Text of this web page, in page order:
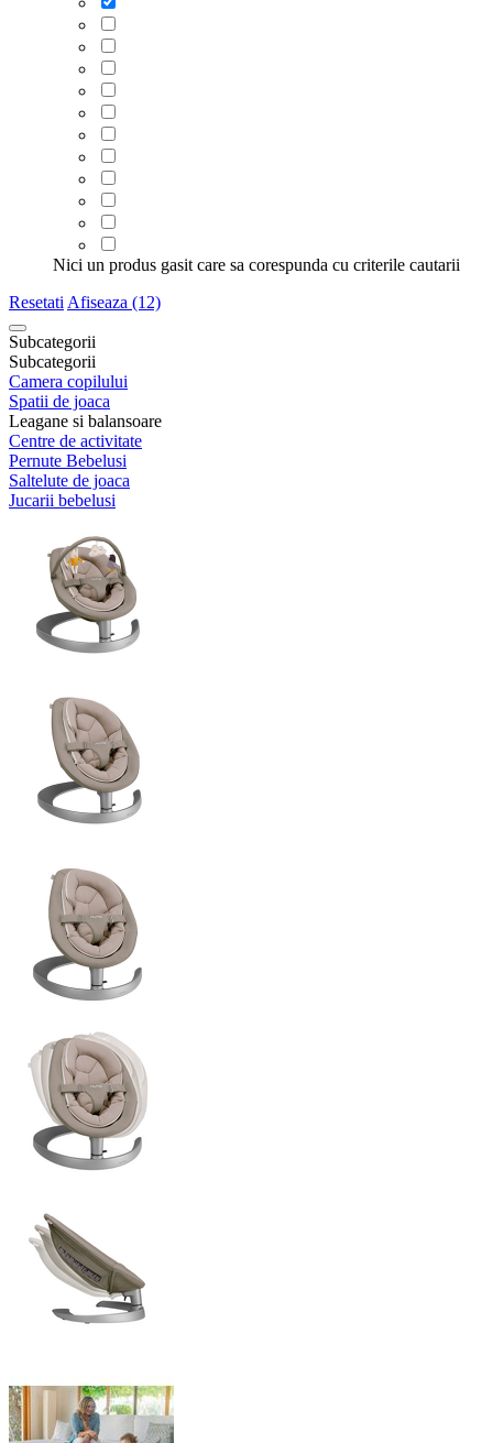
Nici un produs gasit care sa corespunda cu criterile cautarii
Resetati Afiseaza (12)
Subcategorii
Subcategorii
Camera copilului
Spatii de joaca
Leagane si balansoare
Centre de activitate
Pernute Bebelusi
Saltelute de joaca
Jucarii bebelusi